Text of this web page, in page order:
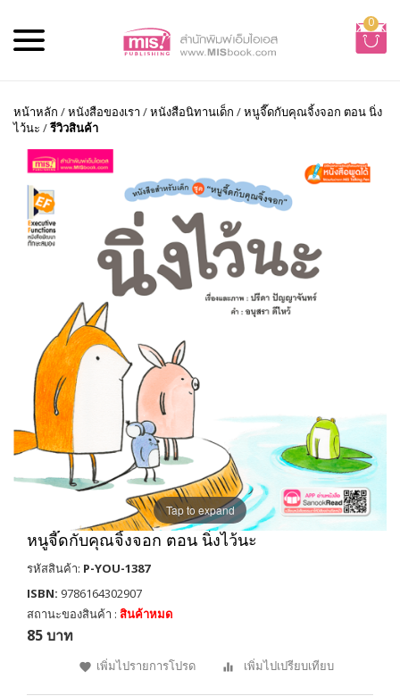
0
หน้าหลัก /หนังสือของเรา /หนังสือนิทานเด็ก /หนูจี๊ดกับคุณจิ้งจอก ตอน นิ่ง
ไว้นะ /รีวิวสินค้า
Tap to expand
หนูจี๊ดกับคุณจิ้งจอก ตอน นิ่งไว้นะ
รหัสสินค้า: P-YOU-1387
ISBN: 9786164302907
สถานะของสินค้า : สินค้าหมด
85 บาท
เพิ่มไปรายการโปรด เพิ่มไปเปรียบเทียบ